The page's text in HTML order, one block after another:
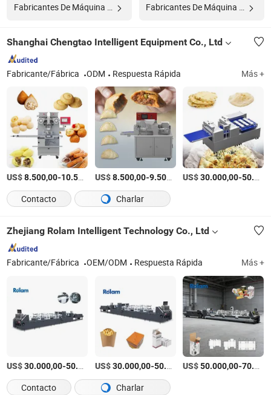
Shanghai Chengtao Intelligent Equipment Co., Ltd
Fabricante/Fábrica ODM Respuesta Rápida Más +
US$8.500,00-10.500,00 /Pieza
US$8.500,00-9.500,00 /Pieza
US$30.000,00-50.000,00
Contacto Charlar
Zhejiang Rolam Intelligent Technology Co., Ltd
Fabricante/Fábrica OEM/ODM Respuesta Rápida Más +
US$30.000,00-50.000,00 /Rollo
US$30.000,00-50.000,00 /Rollo
US$50.000,00-70.000,00
Contacto Charlar